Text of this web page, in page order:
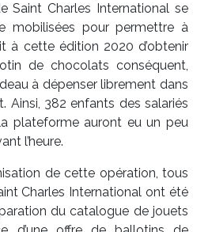
Saint Charles International se
mobilisées pour permettre à
à cette édition 2020 d’obtenir
de chocolats conséquent,
à dépenser librement dans
Ainsi, 382 enfants des salariés
plateforme auront eu un peu
l’heure.
de cette opération, tous
Charles International ont été
du catalogue de jouets